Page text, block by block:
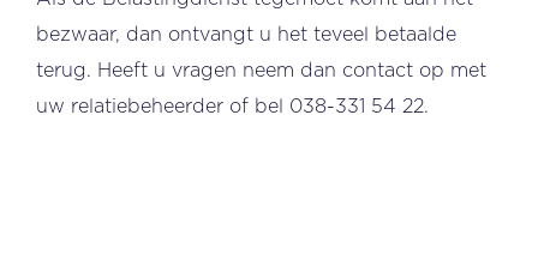
bezwaar, dan ontvangt u het teveel betaalde
terug. Heeft u vragen neem dan contact op met
uw relatiebeheerder of bel 038-331 54 22.